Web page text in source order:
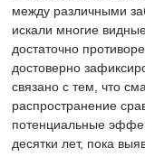
между различными
искали многие
достаточно
достоверно
связано с тем, что
распространение
потенциальные
десятки лет, пока